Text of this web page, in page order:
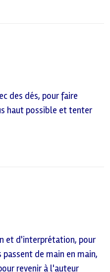
des dés, pour faire
haut possible et tenter
et d'interprétation, pour
de main en main,
revenir à l'auteur